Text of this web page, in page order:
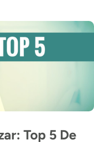
Top 5 De